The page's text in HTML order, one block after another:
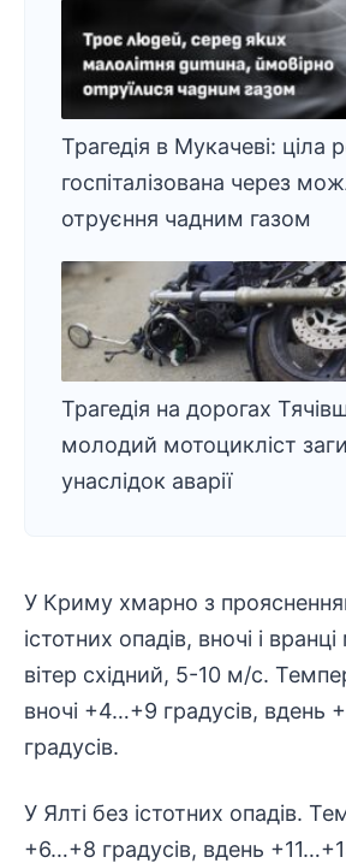
Трагедія в Мукачеві: ціла
госпіталізована через
отруєння чадним газом
Трагедія на дорогах
молодий мотоцикліст
унаслідок аварії
У Криму хмарно з
істотних опадів, вночі і
вітер східний, 5-10 м/с.
вночі +4…+9 градусів, вдень
градусів.
У Ялті без істотних опадів.
+6…+8 градусів, вдень